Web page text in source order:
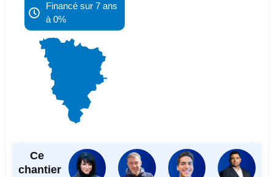
Financé sur 7 ans
à 0%
Ce
chantier